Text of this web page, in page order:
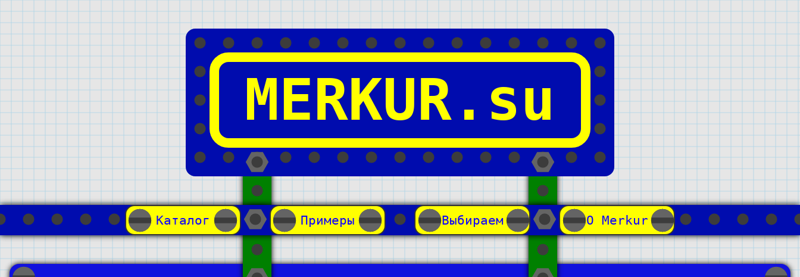
MERKUR.su
Каталог Примеры Выбираем О Merkur